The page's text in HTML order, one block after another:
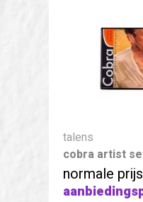
talens
cobra artist
normale